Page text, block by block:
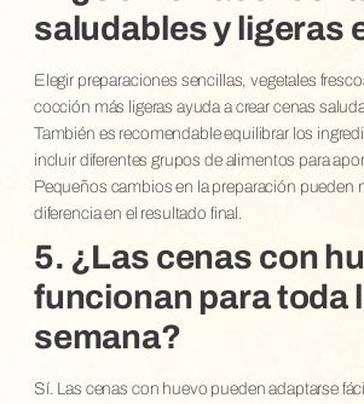
saludables y ligeras
Elegir preparaciones sencillas, vegetales
cocción más ligeras ayuda a crear cenas
También es recomendable equilibrar los
incluir diferentes grupos de alimentos para
Pequeños cambios en la preparación pueden
diferencia en el resultado final.
5. ¿Las cenas con
funcionan para toda
semana?
Sí. Las cenas con huevo pueden adaptarse